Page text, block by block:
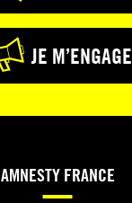
JE M’ENGAGE
AMNESTY FRANCE